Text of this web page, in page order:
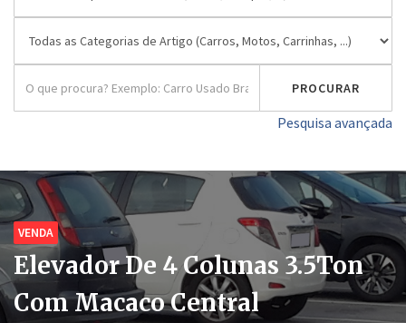
Pesquisa avançada
VENDA
Elevador De 4 Colunas 3.5Ton
Com Macaco Central